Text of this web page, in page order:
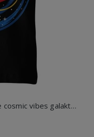
NASA kosmos astronauta space cosmic vibes galaktyka planety gwiazdy futurystyczny styl Dziecięca koszulka